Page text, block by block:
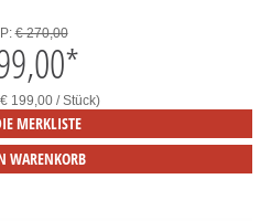
€ 270,00
*
199,00 / Stück)
MERKLISTE
WARENKORB